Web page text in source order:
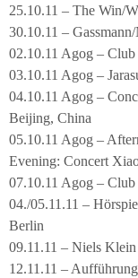
25.10.11 – The Win/
30.10.11 –
02.10.11 Agog –
03.10.11 Agog –
04.10.11 Agog –
Beijing, China
05.10.11 Agog –
Evening: Concert
07.10.11 Agog –
04./05.11.11 –
Berlin
09.11.11 – Niels
12.11.11 –